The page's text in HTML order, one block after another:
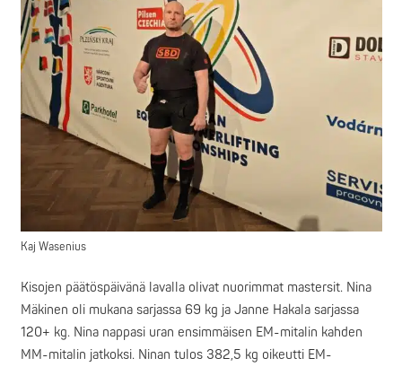
Kaj Wasenius
Kisojen päätöspäivänä lavalla olivat nuorimmat mastersit. Nina
Mäkinen oli mukana sarjassa 69 kg ja Janne Hakala sarjassa
120+ kg. Nina nappasi uran ensimmäisen EM-mitalin kahden
MM-mitalin jatkoksi. Ninan tulos 382,5 kg oikeutti EM-